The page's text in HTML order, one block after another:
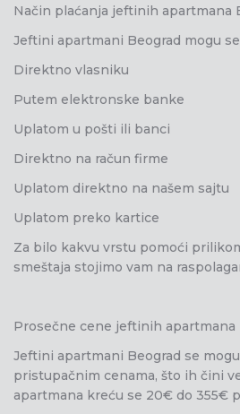
Način plaćanja jeftinih apartmana
Jeftini apartmani Beograd mogu
Direktno vlasniku
Putem elektronske banke
Uplatom u pošti ili banci
Direktno na račun firme
Uplatom direktno na našem sajtu
Uplatom preko kartice
Za bilo kakvu vrstu pomoći
smeštaja stojimo vam na
Prosečne cene jeftinih apartmana
Jeftini apartmani Beograd se
pristupačnim cenama, što ih čini
apartmana kreću se 20€ do 355€